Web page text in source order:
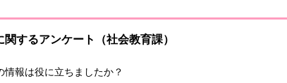
関するアンケート（社会教育課）
情報は役に立ちましたか？